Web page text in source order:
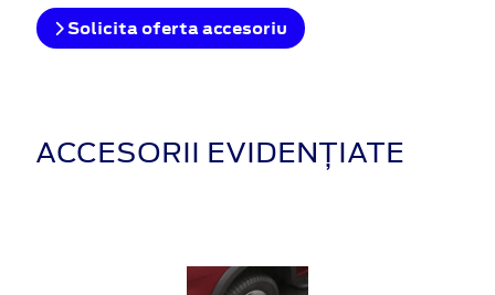
Solicita oferta accesoriu
ACCESORII EVIDENȚIATE